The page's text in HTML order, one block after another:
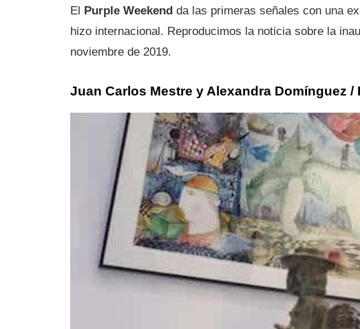
El Purple Weekend da las primeras señales con una
hizo internacional. Reproducimos la noticia sobre la
noviembre de 2019.
Juan Carlos Mestre y Alexandra Domínguez